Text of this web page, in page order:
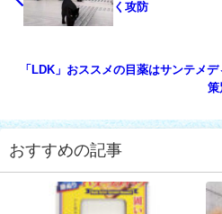
く攻防
「LDK」おススメの目薬はサンテメ
策
おすすめの記事